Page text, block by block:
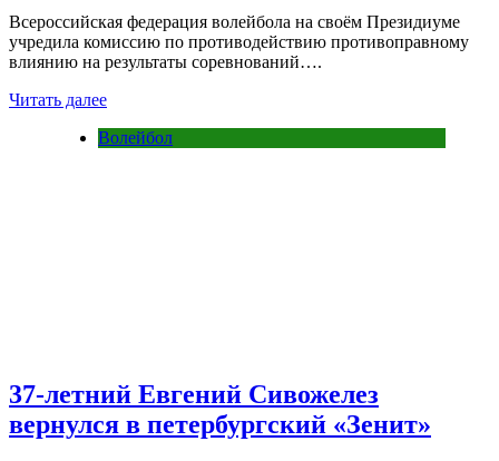
Всероссийская федерация волейбола на своём Президиуме
учредила комиссию по противодействию противоправному
влиянию на результаты соревнований….
Читать далее
Волейбол
37-летний Евгений Сивожелез
вернулся в петербургский «Зенит»